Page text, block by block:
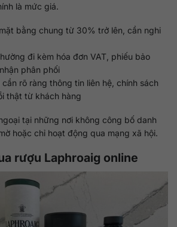
là mức giá.
bằng chung từ 30% trở lên, cần nghi
đi kèm hóa đơn VAT, phiếu bảo
phân phối
rõ ràng thông tin liên hệ, chính sách
thật từ khách hàng
tại những nơi không công bố danh
hoặc chỉ hoạt động qua mạng xã hội.
rượu Laphroaig online